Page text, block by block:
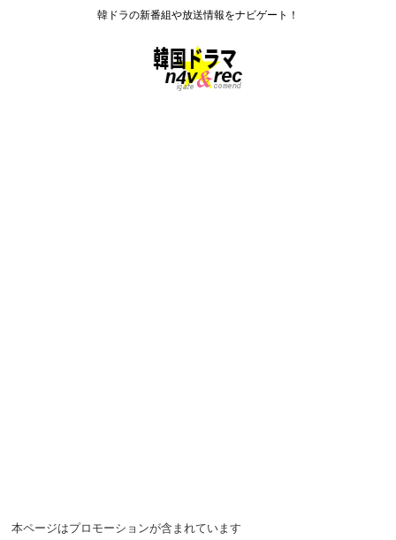
韓ドラの新番組や放送情報をナビゲート！
本ページはプロモーションが含まれています